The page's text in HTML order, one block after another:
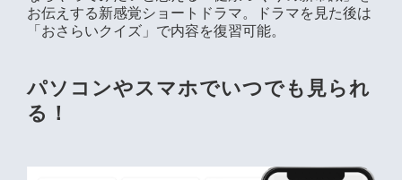
お伝えする新感覚ショートドラマ。ドラマを見た後は
「おさらいクイズ」で内容を復習可能。
パソコンやスマホでいつでも見られ
る！